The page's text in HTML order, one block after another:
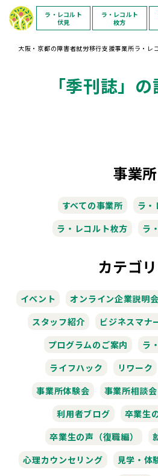
ラ・レコルト
伏見
ラ・レコルト
枚方
大阪・京都の障害者就労移行支援事業所ラ・レ
「季刊誌」
事業所
すべての事業所
ラ・
ラ・レコルト枚方
ラ
カテゴ
イベント オンライン企業説明会
スタッフ紹介
ビジネスマナ
プログラムのご案内
ラ
ライフハック
リワーク
事業所体験会
事業所相談会
利用者ブログ
卒業生
卒業生の声（復職編）
心理カウンセリング
見学・体